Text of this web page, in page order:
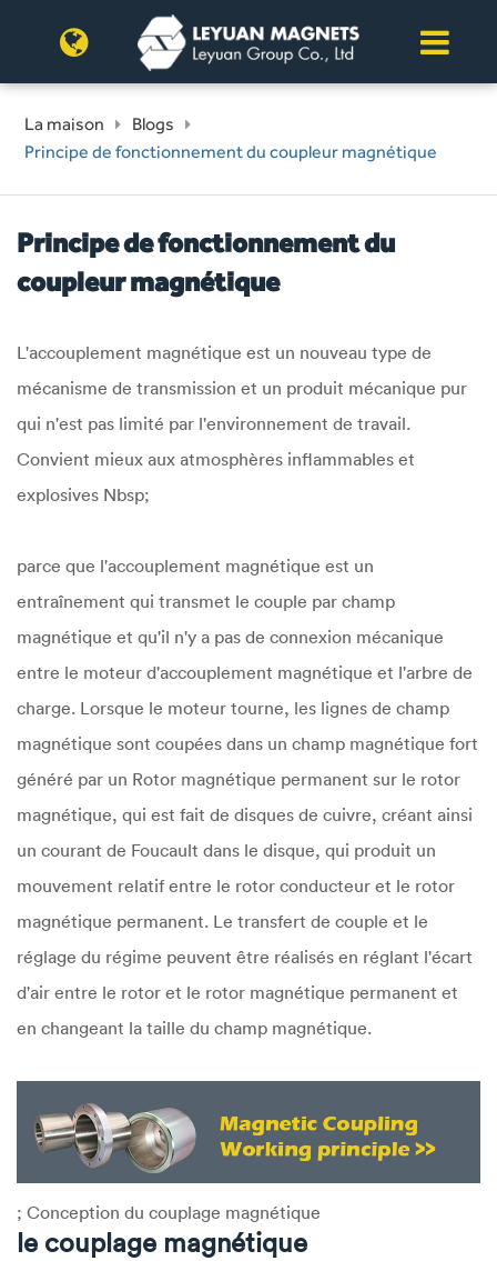
La maison
Blogs
Principe de fonctionnement du coupleur magnétique
Principe de fonctionnement du
coupleur magnétique
L'accouplement magnétique est un nouveau type de
mécanisme de transmission et un produit mécanique pur
qui n'est pas limité par l'environnement de travail.
Convient mieux aux atmosphères inflammables et
explosives Nbsp;
parce que l'accouplement magnétique est un
entraînement qui transmet le couple par champ
magnétique et qu'il n'y a pas de connexion mécanique
entre le moteur d'accouplement magnétique et l'arbre de
charge. Lorsque le moteur tourne, les lignes de champ
magnétique sont coupées dans un champ magnétique fort
généré par un Rotor magnétique permanent sur le rotor
magnétique, qui est fait de disques de cuivre, créant ainsi
un courant de Foucault dans le disque, qui produit un
mouvement relatif entre le rotor conducteur et le rotor
magnétique permanent. Le transfert de couple et le
réglage du régime peuvent être réalisés en réglant l'écart
d'air entre le rotor et le rotor magnétique permanent et
en changeant la taille du champ magnétique.
; Conception du couplage magnétique
le couplage magnétique